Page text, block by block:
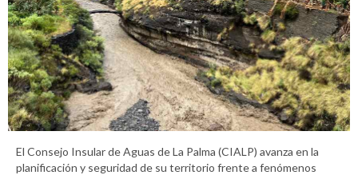
El Consejo Insular de Aguas de La Palma (CIALP) avanza en la
planificación y seguridad de su territorio frente a fenómenos